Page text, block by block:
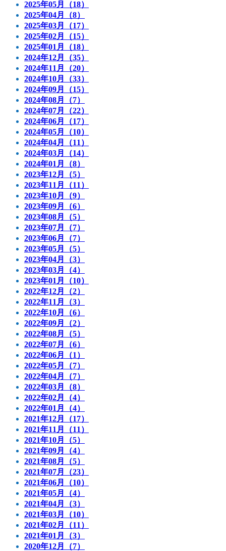
2025年05月（18）
2025年04月（8）
2025年03月（17）
2025年02月（15）
2025年01月（18）
2024年12月（35）
2024年11月（20）
2024年10月（33）
2024年09月（15）
2024年08月（7）
2024年07月（22）
2024年06月（17）
2024年05月（10）
2024年04月（11）
2024年03月（14）
2024年01月（8）
2023年12月（5）
2023年11月（11）
2023年10月（9）
2023年09月（6）
2023年08月（5）
2023年07月（7）
2023年06月（7）
2023年05月（5）
2023年04月（3）
2023年03月（4）
2023年01月（10）
2022年12月（2）
2022年11月（3）
2022年10月（6）
2022年09月（2）
2022年08月（5）
2022年07月（6）
2022年06月（1）
2022年05月（7）
2022年04月（7）
2022年03月（8）
2022年02月（4）
2022年01月（4）
2021年12月（17）
2021年11月（11）
2021年10月（5）
2021年09月（4）
2021年08月（5）
2021年07月（23）
2021年06月（10）
2021年05月（4）
2021年04月（3）
2021年03月（10）
2021年02月（11）
2021年01月（3）
2020年12月（7）